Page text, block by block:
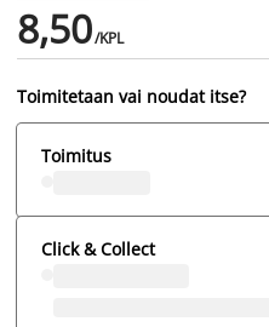
8,50/KPL
Toimitetaan vai noudat itse?
Toimitus
Click & Collect